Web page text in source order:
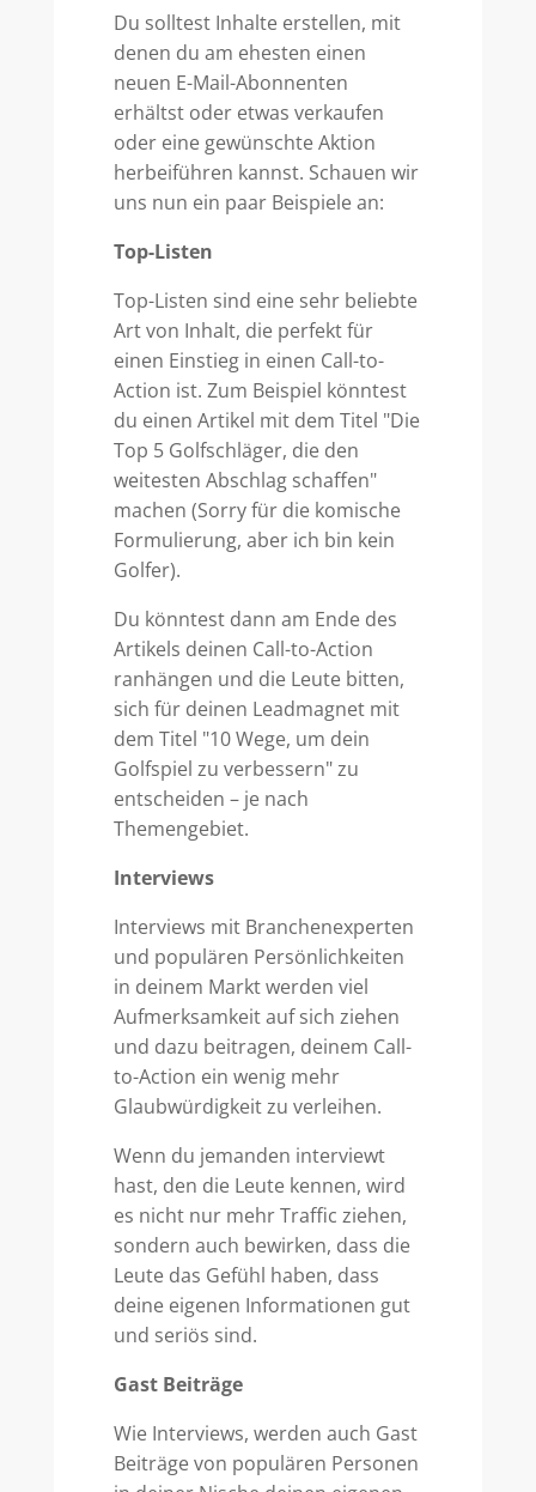
Du solltest Inhalte erstellen, mit
denen du am ehesten einen
neuen E-Mail-Abonnenten
erhältst oder etwas verkaufen
oder eine gewünschte Aktion
herbeiführen kannst. Schauen wir
uns nun ein paar Beispiele an:
Top-Listen
Top-Listen sind eine sehr beliebte
Art von Inhalt, die perfekt für
einen Einstieg in einen Call-to-
Action ist. Zum Beispiel könntest
du einen Artikel mit dem Titel "Die
Top 5 Golfschläger, die den
weitesten Abschlag schaffen"
machen (Sorry für die komische
Formulierung, aber ich bin kein
Golfer).
Du könntest dann am Ende des
Artikels deinen Call-to-Action
ranhängen und die Leute bitten,
sich für deinen Leadmagnet mit
dem Titel "10 Wege, um dein
Golfspiel zu verbessern" zu
entscheiden – je nach
Themengebiet.
Interviews
Interviews mit Branchenexperten
und populären Persönlichkeiten
in deinem Markt werden viel
Aufmerksamkeit auf sich ziehen
und dazu beitragen, deinem Call-
to-Action ein wenig mehr
Glaubwürdigkeit zu verleihen.
Wenn du jemanden interviewt
hast, den die Leute kennen, wird
es nicht nur mehr Traffic ziehen,
sondern auch bewirken, dass die
Leute das Gefühl haben, dass
deine eigenen Informationen gut
und seriös sind.
Gast Beiträge
Wie Interviews, werden auch Gast
Beiträge von populären Personen